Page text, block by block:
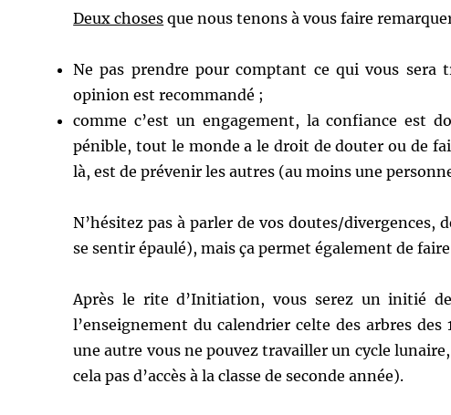
Deux choses que nous tenons à vous faire
Ne pas prendre pour comptant ce qui vous sera
opinion est recommandé ;
comme c’est un engagement, la confiance est
pénible, tout le monde a le droit de douter ou de
là, est de prévenir les autres (au moins une
N’hésitez pas à parler de vos doutes/
se sentir épaulé), mais ça permet également de
Après le rite d’Initiation, vous serez un initié
l’enseignement du calendrier celte des arbres
une autre vous ne pouvez travailler un cycle
cela pas d’accès à la classe de seconde année).